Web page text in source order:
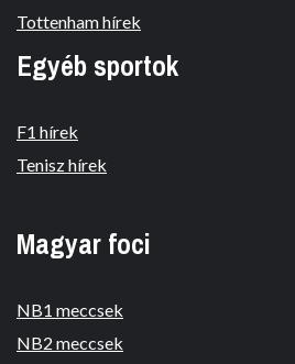
Tottenham hírek
Egyéb sportok
F1 hírek
Tenisz hírek
Magyar foci
NB1 meccsek
NB2 meccsek